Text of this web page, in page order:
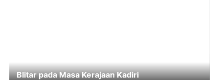
Blitar pada Masa Kerajaan Kadiri